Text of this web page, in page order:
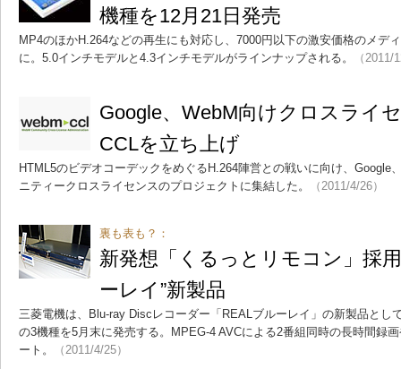
機種を12月21日発売
MP4のほかH.264などの再生にも対応し、7000円以下の激安価格のメデ
に。5.0インチモデルと4.3インチモデルがラインナップされる。
（2011/
Google、WebM向けクロスライ
CCLを立ち上げ
HTML5のビデオコーデックをめぐるH.264陣営との戦いに向け、Google
ニティークロスライセンスのプロジェクトに集結した。
（2011/4/26）
裏も表も？：
新発想「くるっとリモコン」採
ーレイ”新製品
三菱電機は、Blu-ray Discレコーダー「REALブルーレイ」の新製品とし
の3機種を5月末に発売する。MPEG-4 AVCによる2番組同時の長時間録
ート。
（2011/4/25）